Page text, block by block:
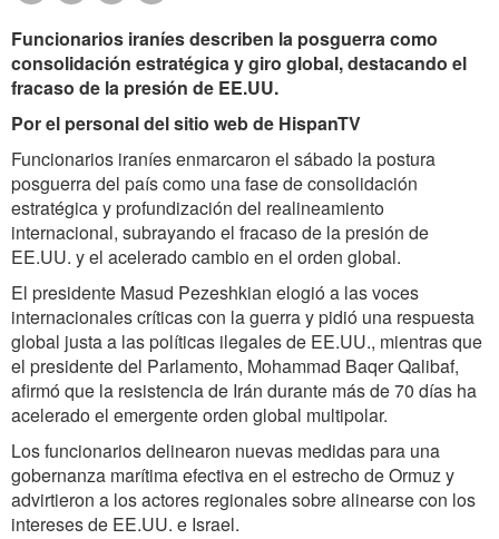
Funcionarios iraníes describen la posguerra como
consolidación estratégica y giro global, destacando el
fracaso de la presión de EE.UU.
Por el personal del sitio web de HispanTV
Funcionarios iraníes enmarcaron el sábado la postura
posguerra del país como una fase de consolidación
estratégica y profundización del realineamiento
internacional, subrayando el fracaso de la presión de
EE.UU. y el acelerado cambio en el orden global.
El presidente Masud Pezeshkian elogió a las voces
internacionales críticas con la guerra y pidió una respuesta
global justa a las políticas ilegales de EE.UU., mientras que
el presidente del Parlamento, Mohammad Baqer Qalibaf,
afirmó que la resistencia de Irán durante más de 70 días ha
acelerado el emergente orden global multipolar.
Los funcionarios delinearon nuevas medidas para una
gobernanza marítima efectiva en el estrecho de Ormuz y
advirtieron a los actores regionales sobre alinearse con los
intereses de EE.UU. e Israel.